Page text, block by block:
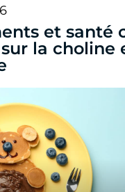
et santé
la choline